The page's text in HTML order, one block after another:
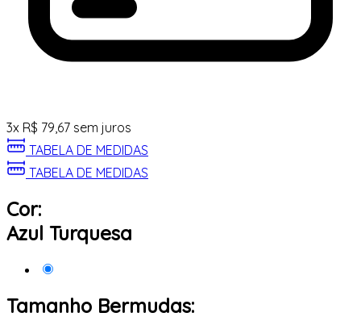
3x R$ 79,67 sem juros
TABELA DE MEDIDAS
TABELA DE MEDIDAS
Cor:
Azul Turquesa
Tamanho Bermudas: